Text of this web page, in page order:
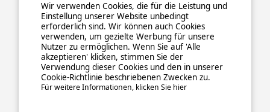
Wir verwenden Cookies, die für die Leistung und
Einstellung unserer Website unbedingt
erforderlich sind. Wir können auch Cookies
verwenden, um gezielte Werbung für unsere
Nutzer zu ermöglichen. Wenn Sie auf 'Alle
akzeptieren' klicken, stimmen Sie der
Verwendung dieser Cookies und den in unserer
Cookie-Richtlinie beschriebenen Zwecken zu.
Für weitere Informationen, klicken Sie hier